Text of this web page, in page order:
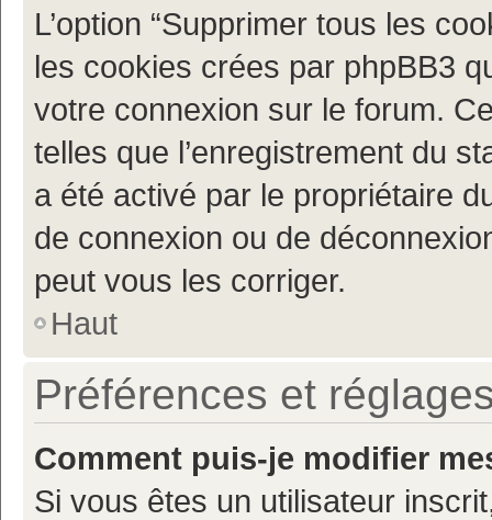
L’option “Supprimer tous les
les cookies crées par phpBB3
votre connexion sur le forum.
telles que l’enregistrement du
a été activé par le propriétaire
de connexion ou de
peut vous les corriger.
Haut
Préférences et
Comment puis-je modifier
Si vous êtes un utilisateur